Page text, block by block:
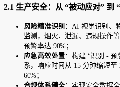
2.1 生产安全：从 “被动应对” 到
风险精准识别 ：AI 视觉识别、
监测，烟火、泄漏、违规操作
预警率达 90%；
应急高效处置：构建 “识别 -
系，响应时间从 15 分钟缩短
60%；
合规体系健全：实现安全数据